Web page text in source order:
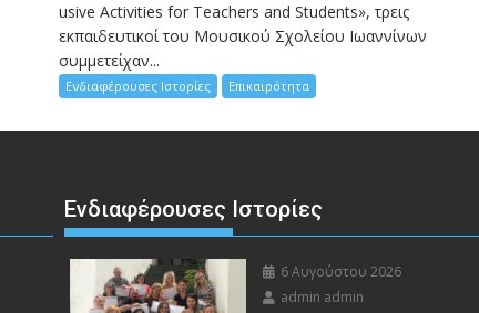
usive Activities for Teachers and Students», τρεις
εκπαιδευτικοί του Μουσικού Σχολείου Ιωαννίνων
συμμετείχαν...
Ενδιαφέρουσες Ιστορίες Επικαιρότητα
Ενδιαφέρουσες Ιστορίες
6 Αυγούστου 2026
admin admin